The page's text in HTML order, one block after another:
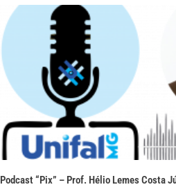
Podcast “Pix” – Prof. Hélio Lemes Costa